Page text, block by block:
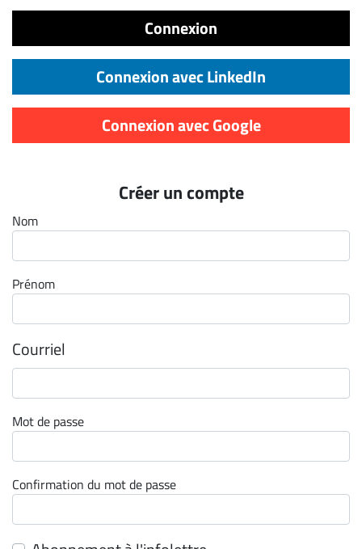
Carrière
CARRIÈRE
ET
ET
JURISTES
Offres
Formation
Continue
Métiers
Scoop?
CABINETS
Espace
entreprises
Page
Connexion
Connexion avec LinkedIn
Connexion avec Google
Créer un compte
Nom
Prénom
Courriel
Mot de passe
Confirmation du mot de passe